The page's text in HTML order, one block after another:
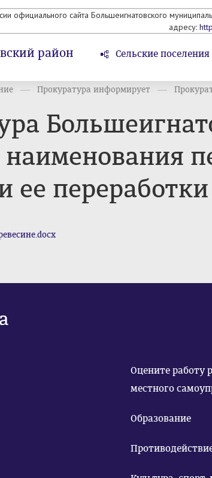
официального сайта Большеигнатовского
адресу:
район Сельские поселения
Прокуратура информирует
ее переработки
Оцените работу
местного
Образование